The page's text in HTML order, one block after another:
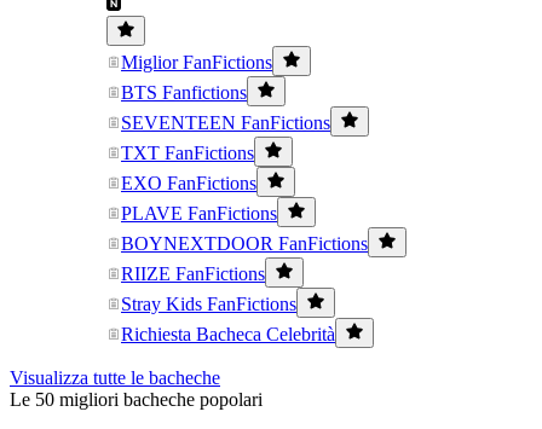
Miglior FanFictions
BTS Fanfictions
SEVENTEEN FanFictions
TXT FanFictions
EXO FanFictions
PLAVE FanFictions
BOYNEXTDOOR FanFictions
RIIZE FanFictions
Stray Kids FanFictions
Richiesta Bacheca Celebrità
Visualizza tutte le bacheche
Le 50 migliori bacheche popolari